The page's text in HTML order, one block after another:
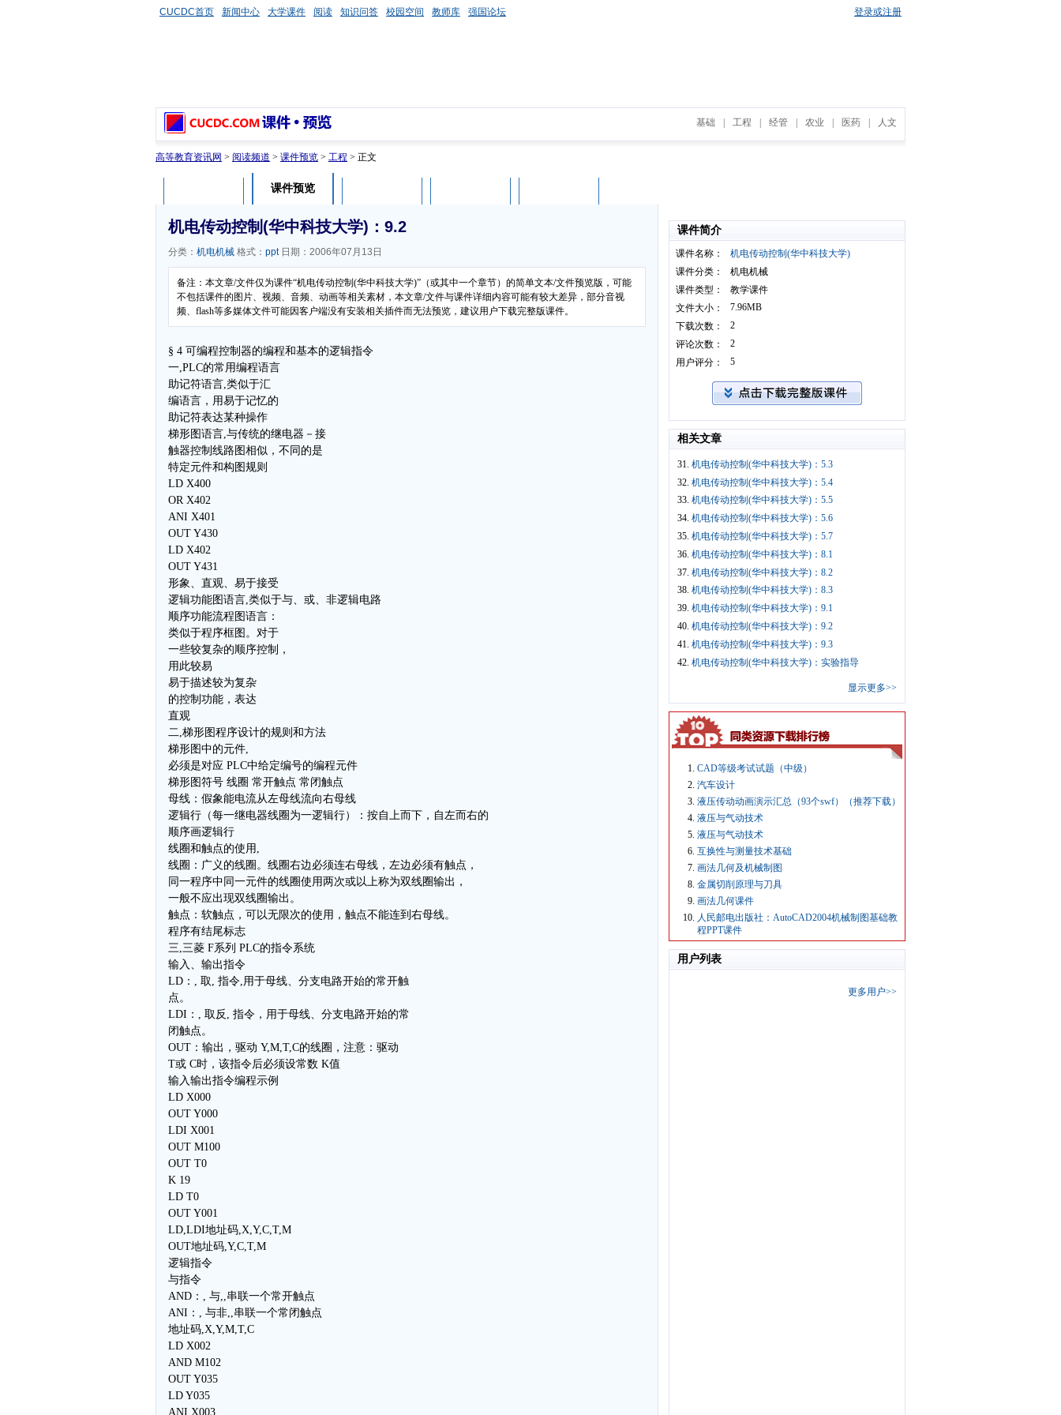
CUCDC首页 新闻中心 大学课件 阅读 知识问答 校园空间 教师库 强国论坛 登录或注册
基础 工程 经管 农业 医药 人文
高等教育资讯网 > 阅读频道 > 课件预览 > 工程 > 正文
课件预览
机电传动控制(华中科技大学)：9.2
分类： 机电机械 格式： ppt日期：2006年07月13日
备注：本文章/文件仅为课件“机电传动控制(华中科技大学)”（或其中一个章节）的简单文本/文件预览版，可能
不包括课件的图片、视频、音频、动画等相关素材，本文章/文件与课件详细内容可能有较大差异，部分音视
频、flash等多媒体文件可能因客户端没有安装相关插件而无法预览，建议用户下载完整版课件。
§ 4 可编程控制器的编程和基本的逻辑指令
一,PLC的常用编程语言
助记符语言,类似于汇
编语言，用易于记忆的
助记符表达某种操作
梯形图语言,与传统的继电器－接
触器控制线路图相似，不同的是
特定元件和构图规则
LD X400
OR X402
ANI X401
OUT Y430
LD X402
OUT Y431
形象、直观、易于接受
逻辑功能图语言,类似于与、或、非逻辑电路
顺序功能流程图语言：
类似于程序框图。对于
一些较复杂的顺序控制，
用此较易
易于描述较为复杂
的控制功能，表达
直观
二,梯形图程序设计的规则和方法
梯形图中的元件,
必须是对应 PLC中给定编号的编程元件
梯形图符号 线圈 常开触点 常闭触点
母线：假象能电流从左母线流向右母线
逻辑行（每一继电器线圈为一逻辑行）：按自上而下，自左而右的
顺序画逻辑行
线圈和触点的使用,
线圈：广义的线圈。线圈右边必须连右母线，左边必须有触点，
同一程序中同一元件的线圈使用两次或以上称为双线圈输出，
一般不应出现双线圈输出。
触点：软触点，可以无限次的使用，触点不能连到右母线。
程序有结尾标志
三,三菱 F系列 PLC的指令系统
输入、输出指令
LD：, 取, 指令,用于母线、分支电路开始的常开触
点。
LDI：, 取反, 指令，用于母线、分支电路开始的常
闭触点。
OUT：输出，驱动 Y,M,T,C的线圈，注意：驱动
T或 C时，该指令后必须设常数 K值
输入输出指令编程示例
LD X000
OUT Y000
LDI X001
OUT M100
OUT T0
K 19
LD T0
OUT Y001
LD,LDI地址码,X,Y,C,T,M
OUT地址码,Y,C,T,M
逻辑指令
与指令
AND：, 与,,串联一个常开触点
ANI：, 与非,,串联一个常闭触点
地址码,X,Y,M,T,C
LD X002
AND M102
OUT Y035
LD Y035
ANI X003
课件简介
课件名称：
机电传动控制(华中科技大学)
课件分类：
机电机械
课件类型：
教学课件
文件大小：
7.96MB
下载次数：
2
评论次数：
2
用户评分：
5
相关文章
31. 机电传动控制(华中科技大学)：5.3
32. 机电传动控制(华中科技大学)：5.4
33. 机电传动控制(华中科技大学)：5.5
34. 机电传动控制(华中科技大学)：5.6
35. 机电传动控制(华中科技大学)：5.7
36. 机电传动控制(华中科技大学)：8.1
37. 机电传动控制(华中科技大学)：8.2
38. 机电传动控制(华中科技大学)：8.3
39. 机电传动控制(华中科技大学)：9.1
40. 机电传动控制(华中科技大学)：9.2
41. 机电传动控制(华中科技大学)：9.3
42. 机电传动控制(华中科技大学)：实验指导
显示更多>>
CAD等级考试试题（中级）
汽车设计
液压传动动画演示汇总（93个swf）（推荐下载）
液压与气动技术
液压与气动技术
互换性与测量技术基础
画法几何及机械制图
金属切削原理与刀具
画法几何课件
人民邮电出版社：AutoCAD2004机械制图基础教
程PPT课件
用户列表
更多用户>>